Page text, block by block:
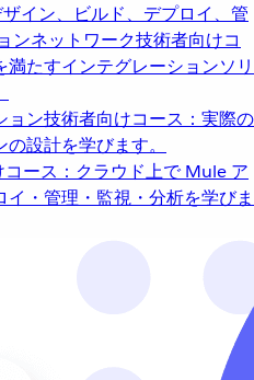
イン、ビルド、デプロイ、管
ンネットワーク技術者向けコ
たすインテグレーションソリ
ョン技術者向けコース：実際の
設計を学びます。
ース：クラウド上で Mule ア
・管理・監視・分析を学びま